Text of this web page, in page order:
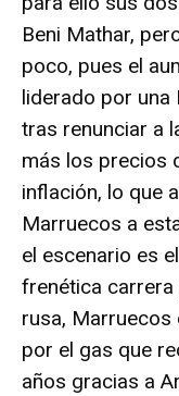
Beni Mathar,
poco, pues el
liderado por una
tras renunciar a
más los precios
inflación, lo que
Marruecos a
el escenario es
frenética carrera
rusa, Marruecos
por el gas que
años gracias a